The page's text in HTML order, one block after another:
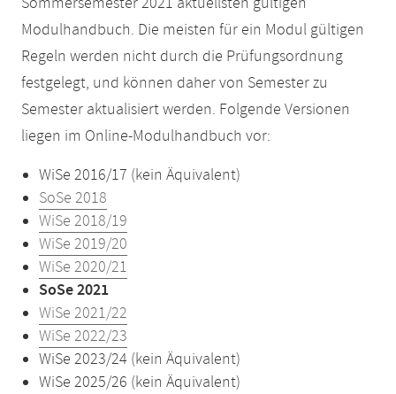
Modulhandbuch. Die meisten für ein Modul gültigen
Regeln werden nicht durch die Prüfungsordnung
festgelegt, und können daher von Semester zu
Semester aktualisiert werden. Folgende Versionen
liegen im Online-Modulhandbuch vor:
WiSe 2016/17 (kein Äquivalent)
SoSe 2018
WiSe 2018/19
WiSe 2019/20
WiSe 2020/21
SoSe 2021
WiSe 2021/22
WiSe 2022/23
WiSe 2023/24 (kein Äquivalent)
WiSe 2025/26 (kein Äquivalent)